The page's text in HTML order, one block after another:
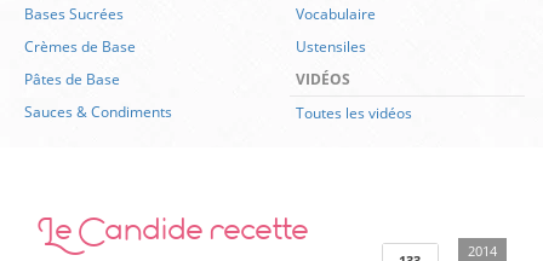
Bases Sucrées
Crèmes de Base
Pâtes de Base
Sauces & Condiments
Vocabulaire
Ustensiles
VIDÉOS
Toutes les vidéos
Le Candide recette
2014